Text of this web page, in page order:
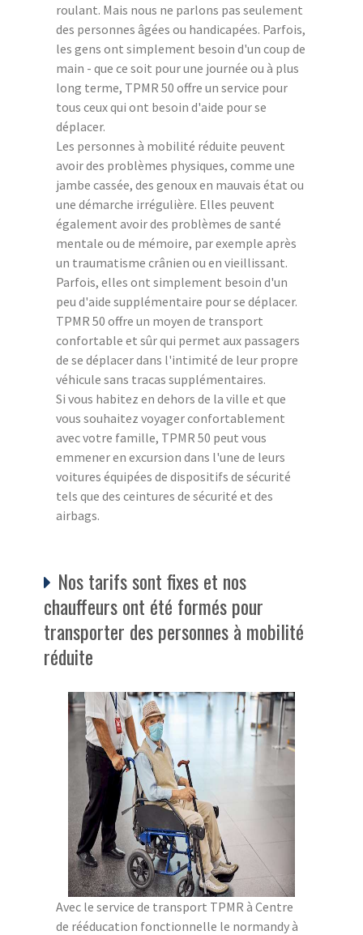
roulant. Mais nous ne parlons pas seulement
des personnes âgées ou handicapées. Parfois,
les gens ont simplement besoin d'un coup de
main - que ce soit pour une journée ou à plus
long terme, TPMR 50 offre un service pour
tous ceux qui ont besoin d'aide pour se
déplacer.
Les personnes à mobilité réduite peuvent
avoir des problèmes physiques, comme une
jambe cassée, des genoux en mauvais état ou
une démarche irrégulière. Elles peuvent
également avoir des problèmes de santé
mentale ou de mémoire, par exemple après
un traumatisme crânien ou en vieillissant.
Parfois, elles ont simplement besoin d'un
peu d'aide supplémentaire pour se déplacer.
TPMR 50 offre un moyen de transport
confortable et sûr qui permet aux passagers
de se déplacer dans l'intimité de leur propre
véhicule sans tracas supplémentaires.
Si vous habitez en dehors de la ville et que
vous souhaitez voyager confortablement
avec votre famille, TPMR 50 peut vous
emmener en excursion dans l'une de leurs
voitures équipées de dispositifs de sécurité
tels que des ceintures de sécurité et des
airbags.
Nos tarifs sont fixes et nos
chauffeurs ont été formés pour
transporter des personnes à mobilité
réduite
Avec le service de transport TPMR à Centre
de rééducation fonctionnelle le normandy à